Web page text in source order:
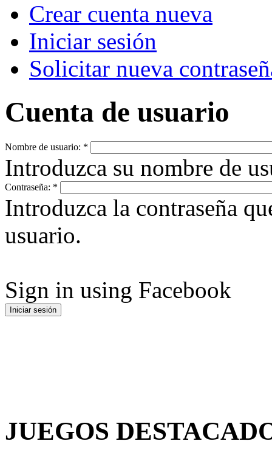
Crear cuenta nueva
Iniciar sesión
Solicitar nueva
Cuenta de usuario
Nombre de usuario: *
Introduzca su nombre de
Contraseña: *
Introduzca la contraseña
usuario.
Sign in using Facebook
JUEGOS